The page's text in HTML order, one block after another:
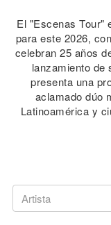
El "Escenas Tour"
para este 2026,
celebran 25 años
lanzamiento de
presenta una
aclamado dúo
Latinoamérica y